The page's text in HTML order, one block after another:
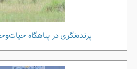
پرنده‌نگری در پناهگاه